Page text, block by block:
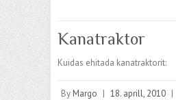
Kanatraktor
Kuidas ehitada kanatraktorit:
By Margo | 18. aprill, 2010 |